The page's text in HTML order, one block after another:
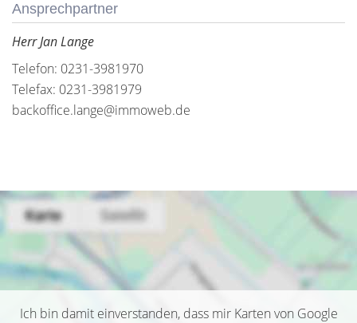
Ansprechpartner
Herr Jan Lange
Telefon: 0231-3981970
Telefax: 0231-3981979
backoffice.lange@immoweb.de
Ich bin damit einverstanden, dass mir Karten von Google